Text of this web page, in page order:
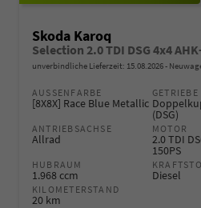
Skoda Karoq
unverbindliche Lieferzeit: 15.08.2026
AUSSENFARBE
[8X8X] Race Blue Metallic
GETRIEBE
(DSG)
ANTRIEBSACHSE
Allrad
MOTOR
2.0 TDI
150PS
HUBRAUM
1.968 ccm Diesel
KILOMETERSTAND
20 km